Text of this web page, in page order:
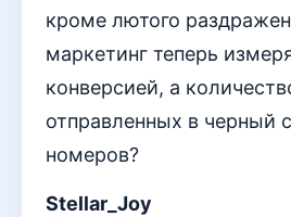
кроме лютого
маркетинг теперь
конверсией, а
отправленных в черный
номеров?
Stellar_Joy